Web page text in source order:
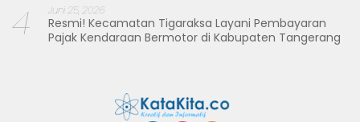
4 Juni 25, 2026
Resmi! Kecamatan Tigaraksa Layani Pembayaran
Pajak Kendaraan Bermotor di Kabupaten Tangerang